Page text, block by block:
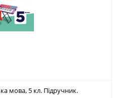
мова, 5 кл. Підручник.